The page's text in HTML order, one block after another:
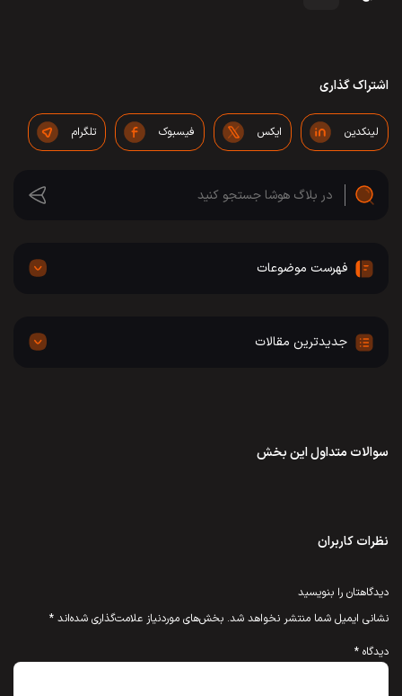
اشتراک گذاری
لینکدین ایکس فیسبوک تلگرام
فهرست موضوعات
جدیدترین مقالات
سوالات متداول این بخش
نظرات کاربران
دیدگاهتان را بنویسید
نشانی ایمیل شما منتشر نخواهد شد. بخش‌های موردنیاز علامت‌گذاری شده‌اند *
دیدگاه *